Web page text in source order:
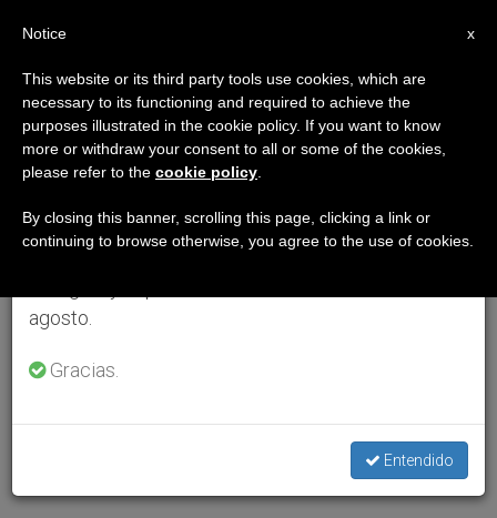
×
Aviso importante
Del 27 de julio al 7 de agosto haremos la pausa
anual, aprovechando que en el periodo de verano
se generan menos informaciones y también el
agosto.
Gracias.
Entendido
x
Notice
This website or its third party tools use cookies, which are
necessary to its functioning and required to achieve the
purposes illustrated in the cookie policy. If you want to know
more or withdraw your consent to all or some of the cookies,
please refer to the cookie policy
By closing this banner, scrolling this page, clicking a link or
continuing to browse otherwise, you agree to the use of cookies.